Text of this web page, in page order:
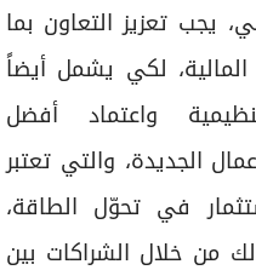
يجب تعزيز التعاون بما
المالية، لكي يشمل أيضاً
واعتماد أفضل
الجديدة، والتي تعتبر
في تحوّل الطاقة،
من خلال الشراكات بين